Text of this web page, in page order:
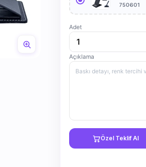
750601
Adet
Açıklama
Özel Teklif Al